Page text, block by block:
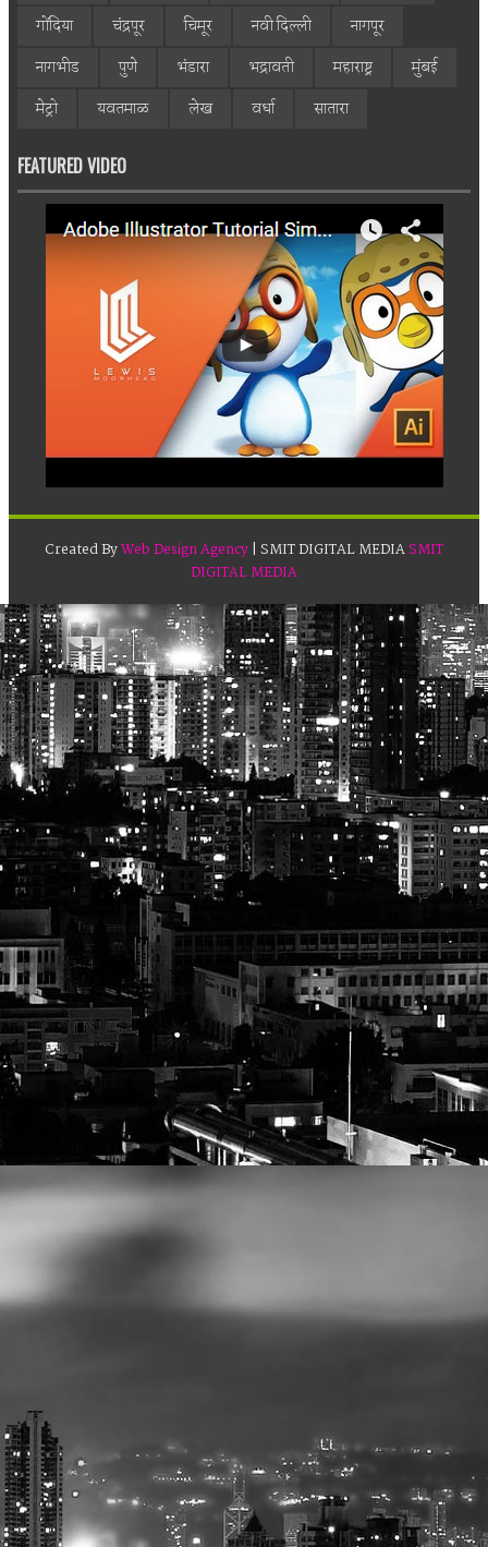
गोंदिया
चंद्रपूर चिमूर नवी दिल्ली
नागपूर
नागभीड
पुणे भंडारा भद्रावती महाराष्ट्र
मुंबई
मेट्रो
यवतमाळ लेख वर्धा सातारा
FEATURED VIDEO
Created ByWeb Design Agency| SMIT DIGITAL MEDIASMIT
DIGITAL MEDIA